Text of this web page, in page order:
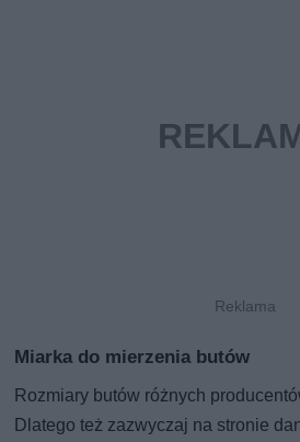
Miarka do mierzenia butów
Rozmiary butów różnych
Dlatego też zazwyczaj na stronie